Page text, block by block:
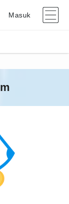
Masuk